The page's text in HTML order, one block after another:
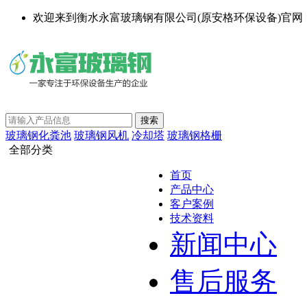
欢迎来到衡水永富玻璃钢有限公司(原安格环保设备)官网
玻璃钢化粪池 玻璃钢风机 冷却塔 玻璃钢格栅
全部分类
首页
产品中心
客户案例
技术资料
新闻中心
售后服务